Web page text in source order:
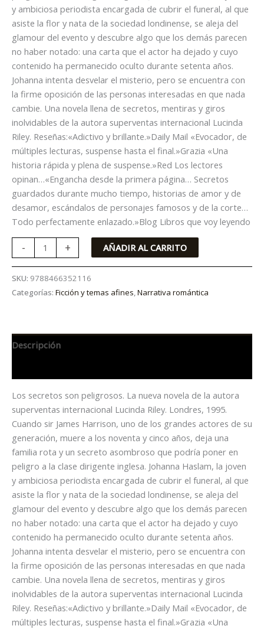
y ambiciosa periodista encargada de cubrir el funeral, al que
asiste la flor y nata de la sociedad londinense, se aleja del
glamour del evento y descubre algo que los demás parecen
no haber notado: una carta que el actor ha dejado y cuyo
contenido ha permanecido oculto durante setenta años.
Johanna intenta desvelar el misterio, pero se encuentra con
la firme oposición de las personas interesadas en que nada
cambie. Una novela llena de secretos, mentiras y giros
inolvidables de la autora superventas internacional Lucinda
Riley. Reseñas:«Adictivo y brillante.»Daily Mail «Evocador, de
múltiples lecturas, suspense hasta el final.»Grazia «Una
historia rápida y plena de suspense.»Red Los lectores
opinan…«Engancha desde la primera página… Secretos
guardados durante mucho tiempo, historias de amor y de
desamor, escándalos de personajes famosos y de la corte…
Todo perfectamente enlazado.»Blog Libros que voy leyendo
- + AÑADIR AL CARRITO
SKU: 9788466352116
Categorías: Ficción y temas afines,Narrativa romántica
Descripción
Los secretos son peligrosos. La nueva novela de la autora
superventas internacional Lucinda Riley. Londres, 1995.
Cuando sir James Harrison, uno de los grandes actores de su
generación, muere a los noventa y cinco años, deja una
familia rota y un secreto asombroso que podría poner en
peligro a la clase dirigente inglesa. Johanna Haslam, la joven
y ambiciosa periodista encargada de cubrir el funeral, al que
asiste la flor y nata de la sociedad londinense, se aleja del
glamour del evento y descubre algo que los demás parecen
no haber notado: una carta que el actor ha dejado y cuyo
contenido ha permanecido oculto durante setenta años.
Johanna intenta desvelar el misterio, pero se encuentra con
la firme oposición de las personas interesadas en que nada
cambie. Una novela llena de secretos, mentiras y giros
inolvidables de la autora superventas internacional Lucinda
Riley. Reseñas:«Adictivo y brillante.»Daily Mail «Evocador, de
múltiples lecturas, suspense hasta el final.»Grazia «Una